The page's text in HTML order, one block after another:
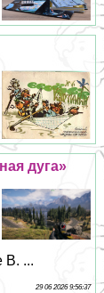
дуга»
В. ...
29 06 2026 9:56:37